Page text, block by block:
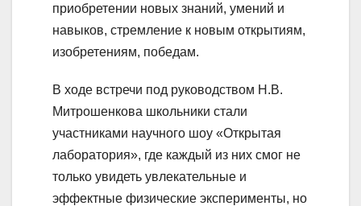
приобретении новых знаний, умений и
навыков, стремление к новым открытиям,
изобретениям, победам.
В ходе встречи под руководством Н.В.
Митрошенкова школьники стали
участниками научного шоу «Открытая
лаборатория», где каждый из них смог не
только увидеть увлекательные и
эффектные физические эксперименты, но